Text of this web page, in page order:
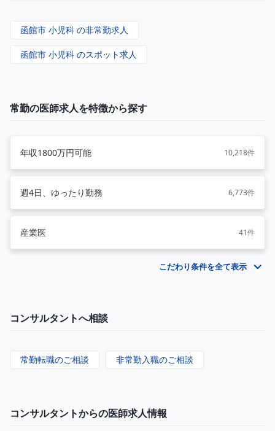
函館市 小児科 の非常勤求人
函館市 小児科 のスポット求人
常勤の医師求人を特徴から探す
年収1800万円可能 10,218件
週4日、ゆったり勤務 6,773件
産業医 41件
こだわり条件を全て表示
コンサルタントへ相談
常勤転職のご相談 非常勤入職のご相談
コンサルタントからの医師求人情報